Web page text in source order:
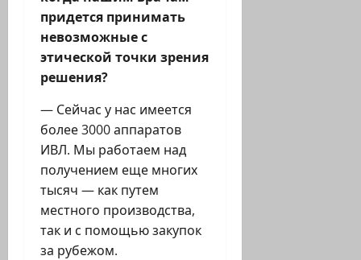
придется принимать
невозможные с
этической точки зрения
решения?
— Сейчас у нас имеется
более 3000 аппаратов
ИВЛ. Мы работаем над
получением еще многих
тысяч — как путем
местного производства,
так и с помощью закупок
за рубежом.